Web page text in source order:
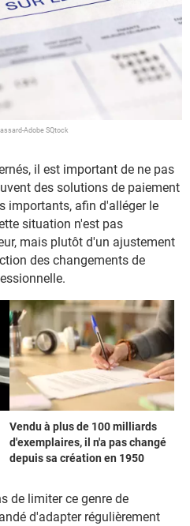
Adobe SQtock
il est important de ne pas
des solutions de paiement
importants, afin d'alléger le
situation n'est pas
mais plutôt d'un ajustement
des changements de
Vendu à plus de 100 milliards
d'exemplaires, il n'a pas changé
depuis sa création en 1950
de limiter ce genre de
d'adapter régulièrement